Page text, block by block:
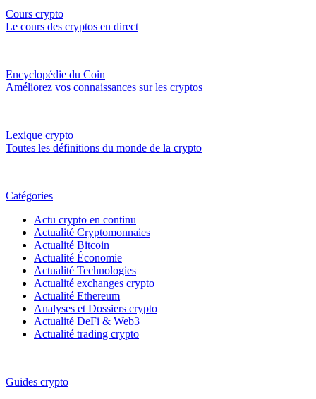
Cours crypto
Le cours des cryptos en direct
Encyclopédie du Coin
Améliorez vos connaissances sur les cryptos
Lexique crypto
Toutes les définitions du monde de la crypto
Catégories
Actu crypto en continu
Actualité Cryptomonnaies
Actualité Bitcoin
Actualité Économie
Actualité Technologies
Actualité exchanges crypto
Actualité Ethereum
Analyses et Dossiers crypto
Actualité DeFi & Web3
Actualité trading crypto
Guides crypto